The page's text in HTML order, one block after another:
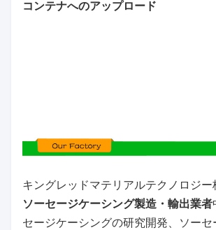
コンテナへのアップロード
キングレッドマテリアルテクノロジー
ソーセージケーシング製造・輸出業者
セージケーシングの研究開発、ソー